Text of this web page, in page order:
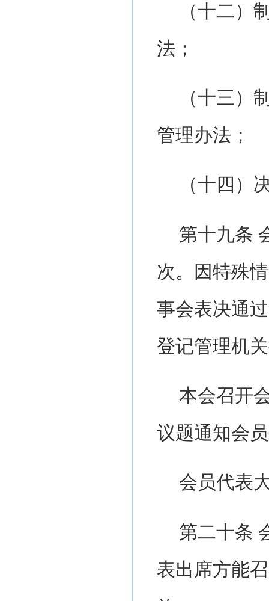
（十二）
法；
（十三）
管理办法；
（十四）
第十九条
次。因特殊
事会表决通
登记管理机
本会召开
议题通知会员
会员代表
第二十条
表出席方能